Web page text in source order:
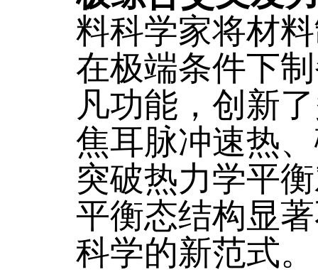
料科学家将材
在极端条件下
凡功能，创新
焦耳脉冲速热
突破热力学平
平衡态结构显
科学的新范式。